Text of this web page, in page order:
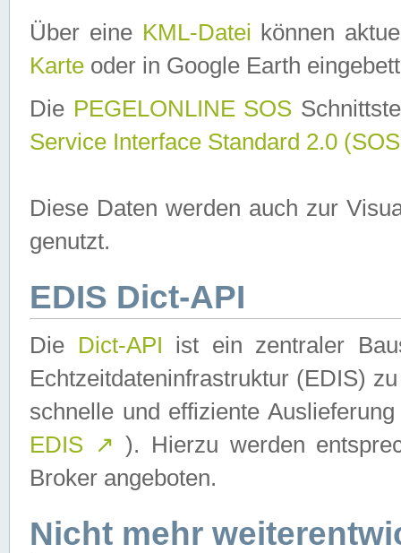
Über eine KML-Datei können
Karte oder in Google Earth
Die PEGELONLINE SOS
Service Interface Standard 2.0
Diese Daten werden auch zur
genutzt.
EDIS Dict-API
Die Dict-API ist ein zentraler
Echtzeitdateninfrastruktur (EDIS)
schnelle und effiziente
EDIS ↗ ). Hierzu werden
Broker angeboten.
Nicht mehr